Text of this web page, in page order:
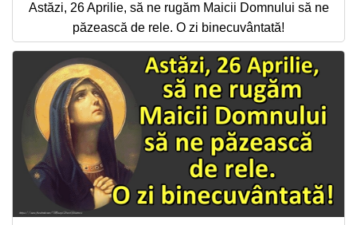
Astăzi, 26 Aprilie, să ne rugăm Maicii Domnului să ne
păzească de rele. O zi binecuvântată!